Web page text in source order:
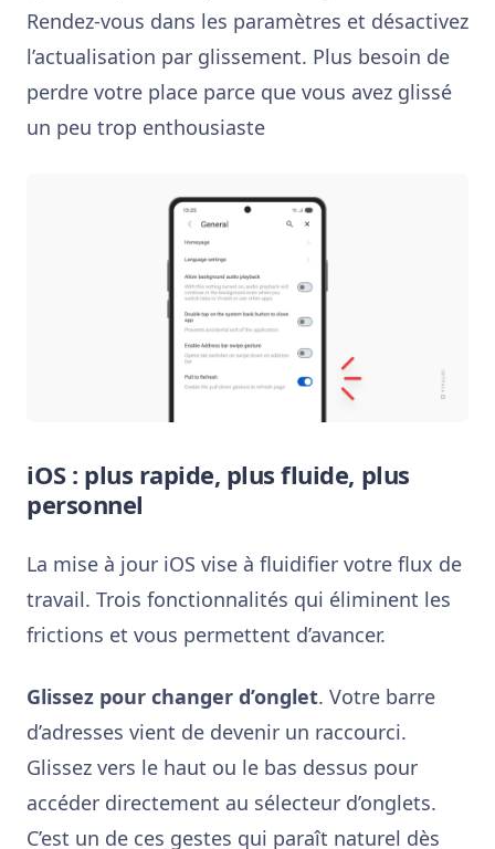
Rendez-vous dans les paramètres et désactivez
l’actualisation par glissement. Plus besoin de
perdre votre place parce que vous avez glissé
un peu trop enthousiaste
iOS : plus rapide, plus fluide, plus
personnel
La mise à jour iOS vise à fluidifier votre flux de
travail. Trois fonctionnalités qui éliminent les
frictions et vous permettent d’avancer.
Glissez pour changer d’onglet. Votre barre
d’adresses vient de devenir un raccourci.
Glissez vers le haut ou le bas dessus pour
accéder directement au sélecteur d’onglets.
C’est un de ces gestes qui paraît naturel dès